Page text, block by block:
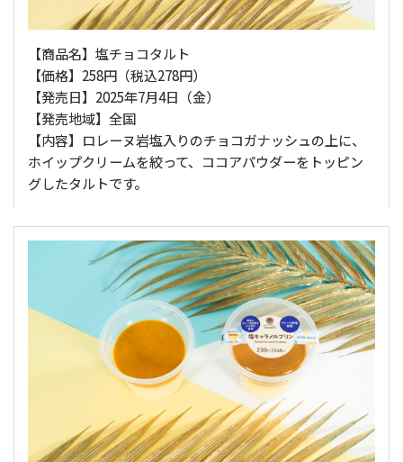
【商品名】塩チョコタルト
【価格】258円（税込278円）
【発売日】2025年7月4日（金）
【発売地域】全国
【内容】ロレーヌ岩塩入りのチョコガナッシュの上に、
ホイップクリームを絞って、ココアパウダーをトッピン
グしたタルトです。